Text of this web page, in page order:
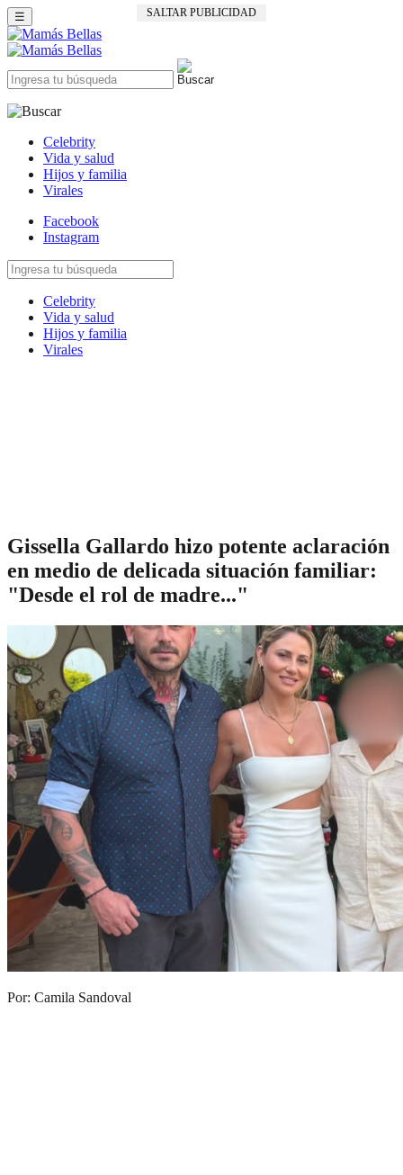
SALTAR PUBLICIDAD
☰
Celebrity
Vida y salud
Hijos y familia
Virales
Facebook
Instagram
Celebrity
Vida y salud
Hijos y familia
Virales
Gissella Gallardo hizo potente aclaración
en medio de delicada situación familiar:
"Desde el rol de madre..."
Por: Camila Sandoval